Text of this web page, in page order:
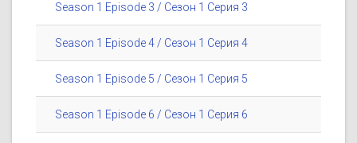
Season 1 Episode 3 / Сезон 1 Серия 3
Season 1 Episode 4 / Сезон 1 Серия 4
Season 1 Episode 5 / Сезон 1 Серия 5
Season 1 Episode 6 / Сезон 1 Серия 6